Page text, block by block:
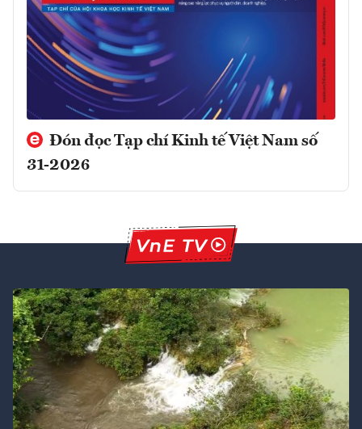
Đón đọc Tạp chí Kinh tế Việt Nam số
31-2026